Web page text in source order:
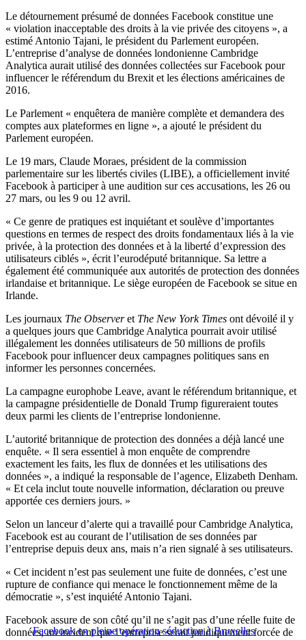
Le détournement présumé de données Facebook constitue une
« violation inacceptable des droits à la vie privée des citoyens », a
estimé Antonio Tajani, le président du Parlement européen.
L’entreprise d’analyse de données londonienne Cambridge
Analytica aurait utilisé des données collectées sur Facebook pour
influencer le référendum du Brexit et les élections américaines de
2016.
Le Parlement « enquêtera de manière complète et demandera des
comptes aux plateformes en ligne », a ajouté le président du
Parlement européen.
Le 19 mars, Claude Moraes, président de la commission
parlementaire sur les libertés civiles (LIBE), a officiellement invité
Facebook à participer à une audition sur ces accusations, les 26 ou
27 mars, ou les 9 ou 12 avril.
« Ce genre de pratiques est inquiétant et soulève d’importantes
questions en termes de respect des droits fondamentaux liés à la vie
privée, à la protection des données et à la liberté d’expression des
utilisateurs ciblés », écrit l’eurodéputé britannique. Sa lettre a
également été communiquée aux autorités de protection des données
irlandaise et britannique. Le siège européen de Facebook se situe en
Irlande.
Les journaux The Observeret The New York Times ont dévoilé il y
a quelques jours que Cambridge Analytica pourrait avoir utilisé
illégalement les données utilisateurs de 50 millions de profils
Facebook pour influencer deux campagnes politiques sans en
informer les personnes concernées.
La campagne europhobe Leave, avant le référendum britannique, et
la campagne présidentielle de Donald Trump figureraient toutes
deux parmi les clients de l’entreprise londonienne.
L’autorité britannique de protection des données a déjà lancé une
enquête. « Il sera essentiel à mon enquête de comprendre
exactement les faits, les flux de données et les utilisations des
données », a indiqué la responsable de l’agence, Elizabeth Denham.
« Et cela inclut toute nouvelle information, déclaration ou preuve
apportée ces derniers jours. »
Selon un lanceur d’alerte qui a travaillé pour Cambridge Analytica,
Facebook est au courant de l’utilisation de ses données par
l’entreprise depuis deux ans, mais n’a rien signalé à ses utilisateurs.
« Cet incident n’est pas seulement une fuite de données, c’est une
rupture de confiance qui menace le fonctionnement même de la
démocratie », s’est inquiété Antonio Tajani.
Facebook en pleine opération séduction à Bruxelles
Facebook assure de son côté qu’il ne s’agit pas d’une réelle fuite de
données, un incident que l’entreprise serait juridiquement forcée de